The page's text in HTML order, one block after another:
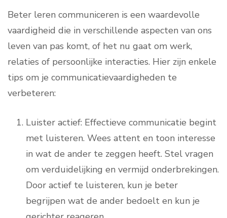
Beter leren communiceren is een waardevolle
vaardigheid die in verschillende aspecten van ons
leven van pas komt, of het nu gaat om werk,
relaties of persoonlijke interacties. Hier zijn enkele
tips om je communicatievaardigheden te
verbeteren:
Luister actief: Effectieve communicatie begint
met luisteren. Wees attent en toon interesse
in wat de ander te zeggen heeft. Stel vragen
om verduidelijking en vermijd onderbrekingen.
Door actief te luisteren, kun je beter
begrijpen wat de ander bedoelt en kun je